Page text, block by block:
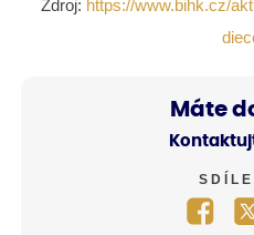
Zdroj: https://www.bihk.cz/
Máte